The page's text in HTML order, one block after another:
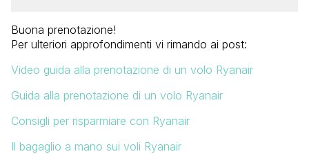
Buona prenotazione!
Per ulteriori approfondimenti vi rimando ai post:
Video guida alla prenotazione di un volo Ryanair
Guida alla prenotazione di un volo Ryanair
Consigli per risparmiare con Ryanair
Il bagaglio a mano sui voli Ryanair